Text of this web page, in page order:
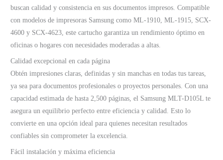
buscan calidad y consistencia en sus documentos impresos. Compatible
con modelos de impresoras Samsung como ML-1910, ML-1915, SCX-
4600 y SCX-4623, este cartucho garantiza un rendimiento óptimo en
oficinas o hogares con necesidades moderadas a altas.
Calidad excepcional en cada página
Obtén impresiones claras, definidas y sin manchas en todas tus tareas,
ya sea para documentos profesionales o proyectos personales. Con una
capacidad estimada de hasta 2,500 páginas, el Samsung MLT-D105L te
asegura un equilibrio perfecto entre eficiencia y calidad. Esto lo
convierte en una opción ideal para quienes necesitan resultados
confiables sin comprometer la excelencia.
Fácil instalación y máxima eficiencia